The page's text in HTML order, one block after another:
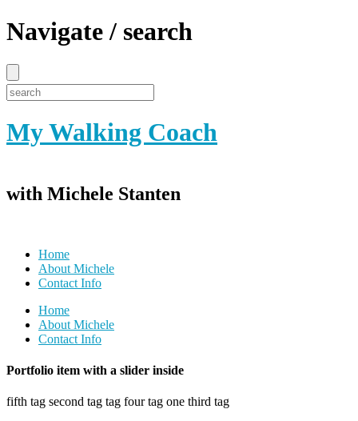
Navigate / search
My Walking Coach
with Michele Stanten
Home
About Michele
Contact Info
Home
About Michele
Contact Info
Portfolio item with a slider inside
fifth tag second tag tag four tag one third tag